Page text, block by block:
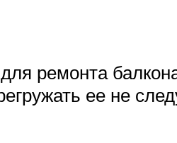
ремонта
ее не